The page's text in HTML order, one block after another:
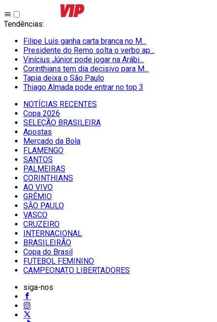
Tendências:
Filipe Luís ganha carta branca no M...
Presidente do Remo solta o verbo ap...
Vinícius Júnior pode jogar na Arábi...
Corinthians tem dia decisivo para M...
Tapia deixa o São Paulo
Thiago Almada pode entrar no top 3
NOTÍCIAS RECENTES
Copa 2026
SELEÇÃO BRASILEIRA
Apostas
Mercado da Bola
FLAMENGO
SANTOS
PALMEIRAS
CORINTHIANS
AO VIVO
GRÊMIO
SĀO PAULO
VASCO
CRUZEIRO
INTERNACIONAL
BRASILEIRÃO
Copa do Brasil
FUTEBOL FEMININO
CAMPEONATO LIBERTADORES
siga-nos